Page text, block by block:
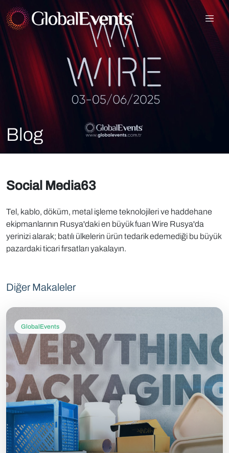
Blog
Social Media63
Tel, kablo, döküm, metal işleme teknolojileri ve haddehane
ekipmanlarının Rusya'daki en büyük fuarı Wire Rusya'da
yerinizi alarak; batılı ülkelerin ürün tedarik edemediği bu büyük
pazardaki ticari fırsatları yakalayın.
Diğer Makaleler
GlobalEvents